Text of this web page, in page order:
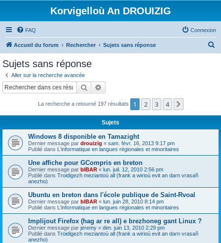
Korvigelloù An DROUIZIG
FAQ Connexion
Accueil du forum Rechercher Sujets sans réponse
c
Sujets sans réponse
Aller sur la recherche avancée
Rechercher
La recherche a retourné 197 résultats 1 2 3 4
Sujets
Windows 8 disponible en Tamazight
Dernier message par drouizig « sam. févr. 16, 2013 9:17 pm
Publié dans L'informatique en langues régionales et minoritaires
Une affiche pour GCompris en breton
Dernier message par bIBAR « lun. juil. 12, 2010 2:56 pm
Publié dans Troidigezh meziantoù all (frank a wirioù evit an darn vrasañ
anezho)
Ubuntu en breton dans l'école publique de Saint-Rvoal
Dernier message par bIBAR « lun. juin 28, 2010 8:14 pm
Publié dans L'informatique en langues régionales et minoritaires
Implijout Firefox (hag ar re all) e brezhoneg gant Linux ?
Dernier message par jeremy « dim. juin 13, 2010 2:29 pm
Publié dans Troidigezh meziantoù all (frank a wirioù evit an darn vrasañ
anezho)